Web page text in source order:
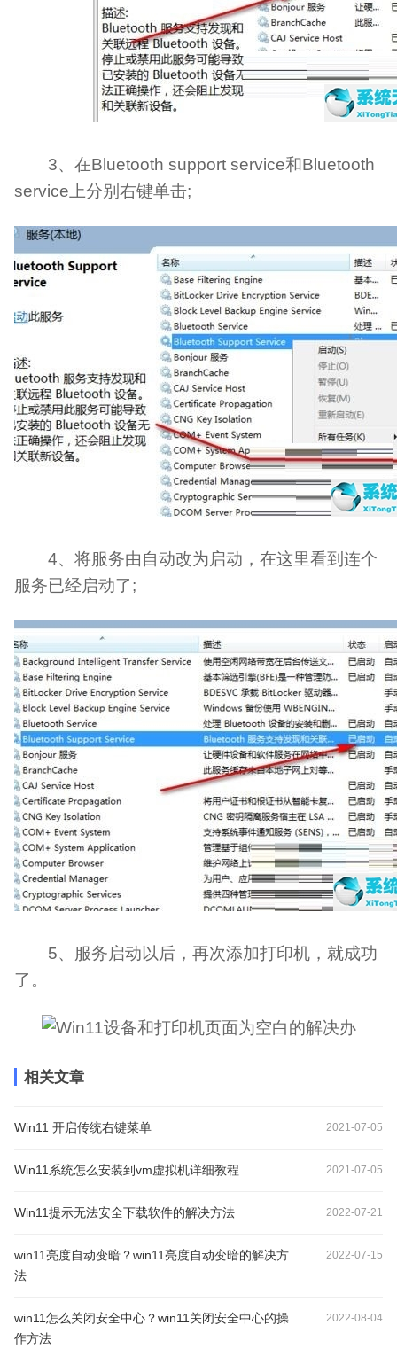
3、在Bluetooth support service和Bluetooth
service上分别右键单击;
4、将服务由自动改为启动，在这里看到连个
服务已经启动了;
5、服务启动以后，再次添加打印机，就成功
了。
相关文章
Win11 开启传统右键菜单 2021-07-05
Win11系统怎么安装到vm虚拟机详细教程 2021-07-05
Win11提示无法安全下载软件的解决方法 2022-07-21
win11亮度自动变暗？win11亮度自动变暗的解决方
法
2022-07-15
win11怎么关闭安全中心？win11关闭安全中心的操
作方法
2022-08-04